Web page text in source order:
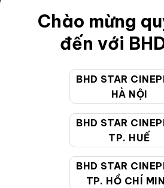
Chào mừng
đến với
BHD STAR
HÀ NỘI
BHD STAR
TP. HUẾ
BHD STAR
TP. HỒ CHÍ
Điều khoản
Hướng dẫn đặt vé trực tuyến
Chính sách bảo vệ thông tin cá
CHĂM SÓC KHÁCH HÀNG
19002099